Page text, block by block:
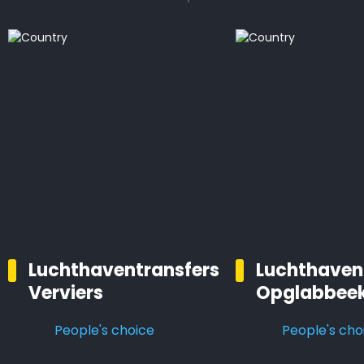
Luchthaventransfers
Verviers
People's choice People's